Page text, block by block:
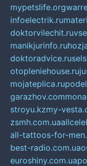
mypetslife.org
infoelectrik.ru
doktorvilechit.ru
manikjurinfo.ru
doktoradvice.ru
otopleniehouse.ru
mojateplica.ru
garazhov.com
stroyu.kzmy-
zsmh.com.ua
all-tattoos-for-
best-radio.com.ua
euroshiny.com.ua